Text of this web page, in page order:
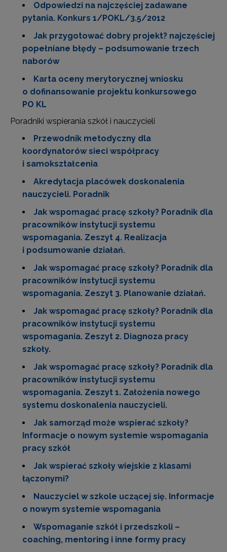
Odpowiedzi na najczęściej zadawane
pytania. Konkurs 1/POKL/3.5/2012
Jak przygotować dobry projekt? najczęściej
popełniane błędy – podsumowanie trzech
naborów
Karta oceny merytorycznej wniosku
o dofinansowanie projektu konkursowego
PO KL
Poradniki wspierania szkół i nauczycieli
Przewodnik metodyczny dla
koordynatorów sieci współpracy
i samokształcenia
Akredytacja placówek doskonalenia
nauczycieli. Poradnik
Jak wspomagać pracę szkoły? Poradnik dla
pracowników instytucji systemu
wspomagania. Zeszyt 4. Realizacja
i podsumowanie działań.
Jak wspomagać pracę szkoły? Poradnik dla
pracowników instytucji systemu
wspomagania. Zeszyt 3. Planowanie działań.
Jak wspomagać pracę szkoły? Poradnik dla
pracowników instytucji systemu
wspomagania. Zeszyt 2. Diagnoza pracy
szkoły.
Jak wspomagać pracę szkoły? Poradnik dla
pracowników instytucji systemu
wspomagania. Zeszyt 1. Założenia nowego
systemu doskonalenia nauczycieli.
Jak samorząd może wspierać szkoły?
Informacje o nowym systemie wspomagania
pracy szkół
Jak wspierać szkoły wiejskie z klasami
łączonymi?
Nauczyciel w szkole uczącej się. Informacje
o nowym systemie wspomagania
Wspomaganie szkół i przedszkoli –
coaching, mentoring i inne formy pracy